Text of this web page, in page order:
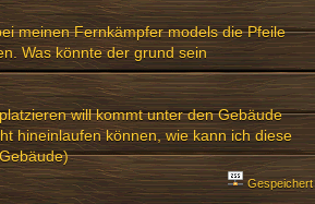
meinen Fernkämpfer models die Pfeile
Was könnte der grund sein
will kommt unter den Gebäude
hineinlaufen können, wie kann ich diese
Gespeichert